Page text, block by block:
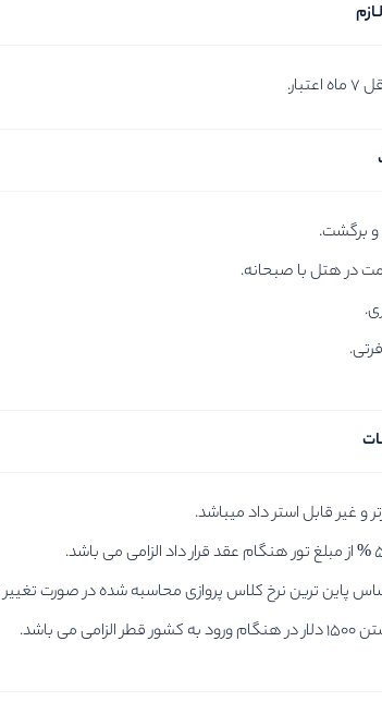
و برگشت.
و غیر قابل استر داد میباشد.
پاین ترین نرخ کلاس پروازی محاسبه شده در صورت تغییر
می باشد.